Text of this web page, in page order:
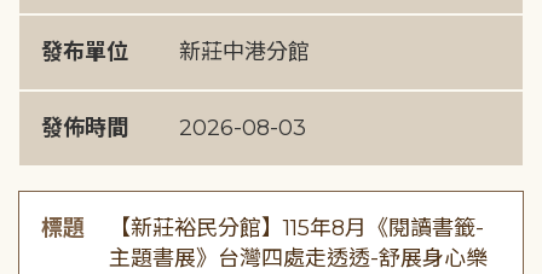
發布單位 新莊中港分館
發佈時間 2026-08-03
標題
【新莊裕民分館】115年8月《閱讀書籤-
主題書展》台灣四處走透透-舒展身心樂